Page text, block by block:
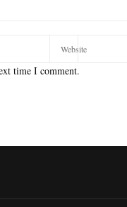
time I comment.